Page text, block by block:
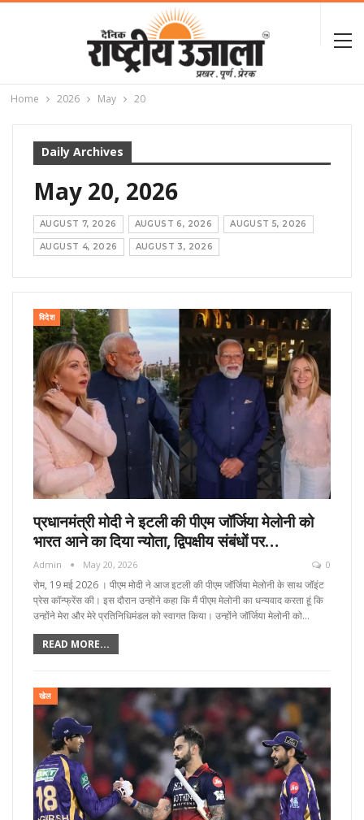
Home 2026 May 20
Daily Archives
May 20, 2026
AUGUST 7, 2026 AUGUST 6, 2026 AUGUST 5, 2026
AUGUST 4, 2026 AUGUST 3, 2026
विदेश
प्रधानमंत्री मोदी ने इटली की पीएम जॉर्जिया मेलोनी को
भारत आने का दिया न्योता, द्विपक्षीय संबंधों पर…
Admin May 20, 2026 0
रोम, 19 मई 2026 । पीएम मोदी ने आज इटली की पीएम जॉर्जिया मेलोनी के साथ जॉइंट
प्रेस कॉन्फ्रेंस की। इस दौरान उन्होंने कहा कि मैं पीएम मेलोनी का धन्यवाद करता हूं कि
उन्होंने मेरा और मेरे प्रतिनिधिमंडल को स्वागत किया। उन्होंने जॉर्जिया मेलोनी को…
READ MORE...
खेल